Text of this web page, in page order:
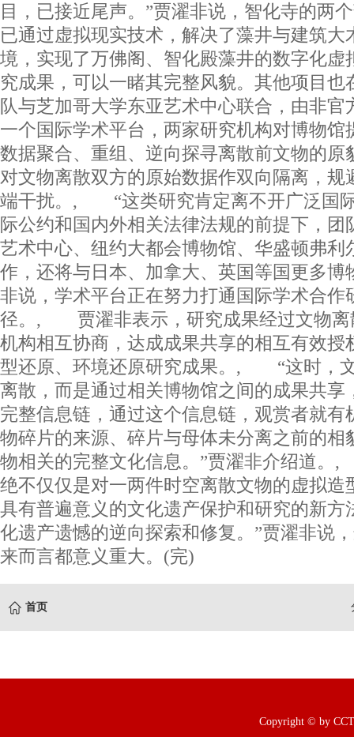
目，已接近尾声。”贾濯非说，智化寺的两
已通过虚拟现实技术，解决了藻井与建筑大
境，实现了万佛阁、智化殿藻井的数字化虚
究成果，可以一睹其完整风貌。其他项
队与芝加哥大学东亚艺术中心联合，由非官
一个国际学术平台，两家研究机构对博物馆
数据聚合、重组、逆向探寻离散前文物的原
对文物离散双方的原始数据作双向隔离，规
端干扰。, “这类研究肯定离不开广泛国
际公约和国内外相关法律法规的前提下，团
艺术中心、纽约大都会博物馆、华盛顿弗利
作，还将与日本、加拿大、英国等国更多博
非说，学术平台正在努力打通国际学术合作
径。, 贾濯非表示，研究成果经过文物离
机构相互协商，达成成果共享的相互有效授
型还原、环境还原研究成果。, “这时，
离散，而是通过相关博物馆之间的成果共享
完整信息链，通过这个信息链，观赏者就有
物碎片的来源、碎片与母体未分离之前的相
物相关的完整文化信息。”贾濯非介绍道
绝不仅仅是对一两件时空离散文物的虚拟造
具有普遍意义的文化遗产保护和研究的新方
化遗产遗憾的逆向探索和修复。”贾濯非说
来而言都意义重大。(完)
首页
Copyright © by